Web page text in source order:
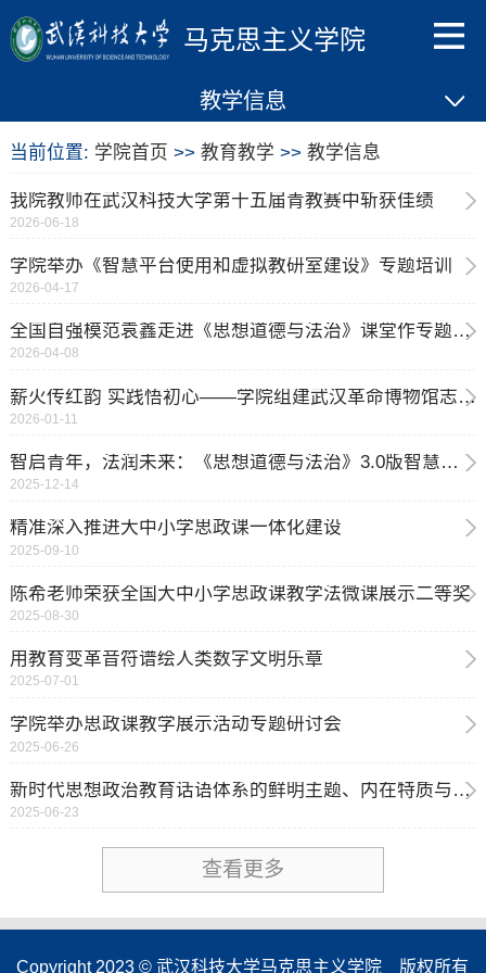
马克思主义学院
教学信息
当前位置: 学院首页 >> 教育教学 >> 教学信息
我院教师在武汉科技大学第十五届青教赛中斩获佳绩
2026-06-18
学院举办《智慧平台使用和虚拟教研室建设》专题培训
2026-04-17
全国自强模范袁鑫走进《思想道德与法治》课堂作专题思政报告
2026-04-08
薪火传红韵 实践悟初心——学院组建武汉革命博物馆志愿者团队
2026-01-11
智启青年，法润未来：《思想道德与法治》3.0版智慧课程全面升级上线
2025-12-14
精准深入推进大中小学思政课一体化建设
2025-09-10
陈希老师荣获全国大中小学思政课教学法微课展示二等奖
2025-08-30
用教育变革音符谱绘人类数字文明乐章
2025-07-01
学院举办思政课教学展示活动专题研讨会
2025-06-26
新时代思想政治教育话语体系的鲜明主题、内在特质与建构重点
2025-06-23
查看更多
Copyright 2023 © 武汉科技大学马克思主义学院 版权所有